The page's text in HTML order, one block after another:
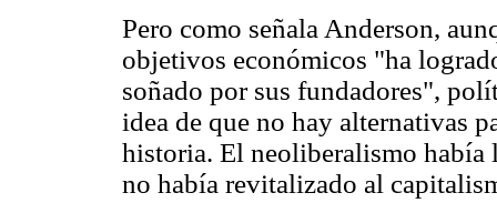
Pero como señala Anderson,
objetivos económicos "ha
soñado por sus fundadores",
idea de que no hay alternativas
historia. El neoliberalismo había
no había revitalizado al